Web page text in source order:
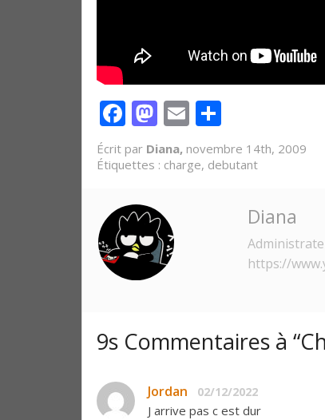
Facebook
Mastodon
Email
Écrit par Diana, novembre 14th, 2009
Étiquettes : charge, debutant
Diana
https://
9s Commentaires à
Jordan 02/12/2022
J arrive pas c est dur